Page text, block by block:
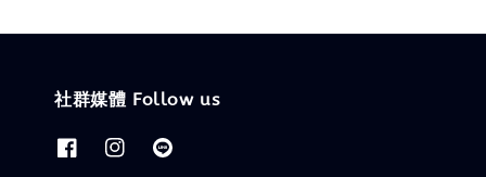
社群媒體 Follow us